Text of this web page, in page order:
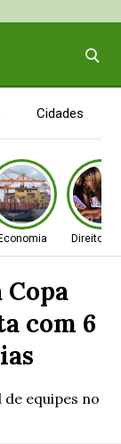
Cidades
Economia Direitos
com 6
equipes no